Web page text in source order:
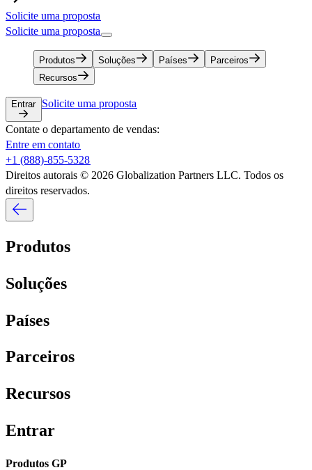
Solicite uma proposta​​
Solicite uma proposta​​
Produtos​​ Soluções​​ Países​​
Parceiros​​
Recursos​​
Entrar​​ Solicite uma proposta​​
Contate o departamento de vendas:​​
Entre em contato​​
+1 (888)-855-5328​​
Direitos autorais © 2026 Globalization Partners LLC. Todos os
direitos reservados.​​
Produtos​​
Soluções​​
Países​​
Parceiros​​
Recursos​​
Entrar​​
Produtos GP​​